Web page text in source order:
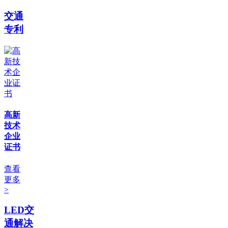
交通
专利
高新
技术
企业
证书
查看
更多
>
LED交
通解决